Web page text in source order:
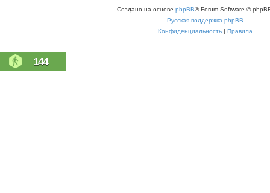
Создано на основе phpBB® Forum Software ©
Русская поддержка phpBB
Конфиденциальность | Правила
144